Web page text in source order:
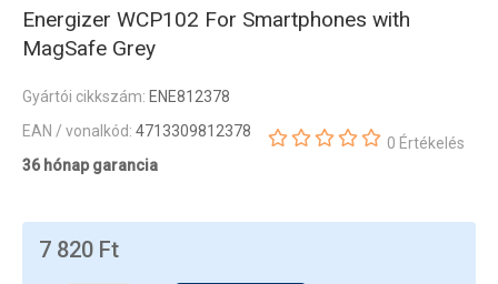
Energizer WCP102 For Smartphones with
MagSafe Grey
Gyártói cikkszám: ENE812378
EAN / vonalkód: 4713309812378
36 hónap garancia
0 Értékelés
7 820 Ft